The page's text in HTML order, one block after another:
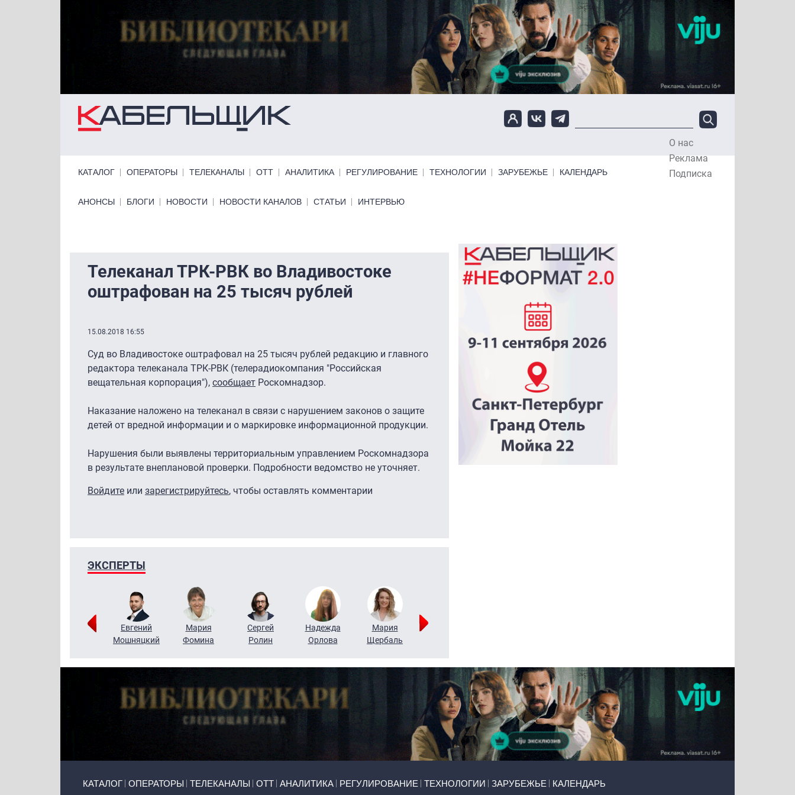
О нас
Реклама
Подписка
КАТАЛОГ ОПЕРАТОРЫ ТЕЛЕКАНАЛЫ ОТТ АНАЛИТИКА РЕГУЛИРОВАНИЕ ТЕХНОЛОГИИ ЗАРУБЕЖЬЕ КАЛЕНДАРЬ
Primary links bottom
АНОНСЫ БЛОГИ НОВОСТИ НОВОСТИ КАНАЛОВ СТАТЬИ ИНТЕРВЬЮ
Телеканал ТРК-РВК во Владивостоке
оштрафован на 25 тысяч рублей
15.08.2018 16:55
Суд во Владивостоке оштрафовал на 25 тысяч рублей редакцию и главного
редактора телеканала ТРК-РВК (телерадиокомпания "Российская
вещательная корпорация"), сообщает Роскомнадзор.
Наказание наложено на телеканал в связи с нарушением законов о защите
детей от вредной информации и о маркировке информационной продукции.
Нарушения были выявлены территориальным управлением Роскомнадзора
в результате внеплановой проверки. Подробности ведомство не уточняет.
Войдите или зарегистрируйтесь, чтобы оставлять комментарии
ЭКСПЕРТЫ
Виктор
Евгений
Мошняцкий
Мария
Фомина
Сергей
Ролин
Надежда
Орлова
Мария
Щербаль
КАТАЛОГ ОПЕРАТОРЫ ТЕЛЕКАНАЛЫ ОТТ АНАЛИТИКА РЕГУЛИРОВАНИЕ ТЕХНОЛОГИИ ЗАРУБЕЖЬЕ КАЛЕНДАРЬ